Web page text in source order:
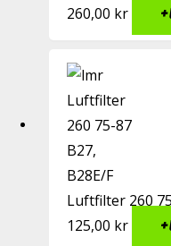
260,00 kr +
Luftfilter 260
125,00 kr +